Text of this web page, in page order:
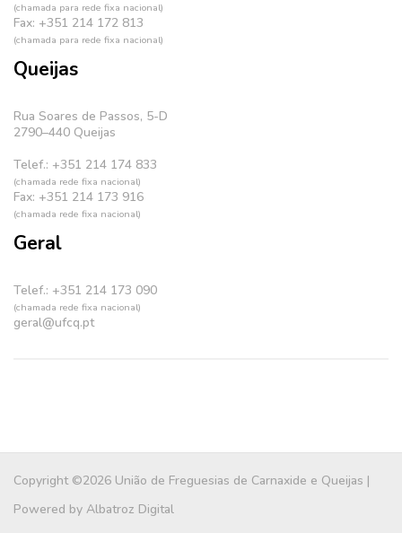
(chamada para rede fixa nacional)
Fax: +351 214 172 813
(chamada para rede fixa nacional)
Queijas
Rua Soares de Passos, 5-D
2790–440 Queijas
Telef.: +351 214 174 833
(chamada rede fixa nacional)
Fax: +351 214 173 916
(chamada rede fixa nacional)
Geral
Telef.: +351 214 173 090
(chamada rede fixa nacional)
geral@ufcq.pt
Copyright ©2026 União de Freguesias de Carnaxide e Queijas |
Powered by Albatroz Digital